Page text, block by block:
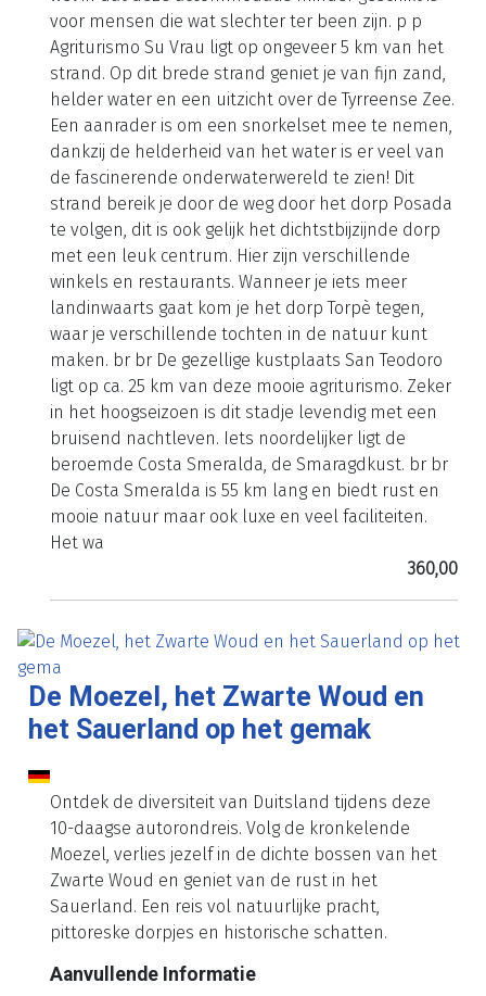
voor mensen die wat slechter ter been zijn. p p
Agriturismo Su Vrau ligt op ongeveer 5 km van het
strand. Op dit brede strand geniet je van fijn zand,
helder water en een uitzicht over de Tyrreense Zee.
Een aanrader is om een snorkelset mee te nemen,
dankzij de helderheid van het water is er veel van
de fascinerende onderwaterwereld te zien! Dit
strand bereik je door de weg door het dorp Posada
te volgen, dit is ook gelijk het dichtstbijzijnde dorp
met een leuk centrum. Hier zijn verschillende
winkels en restaurants. Wanneer je iets meer
landinwaarts gaat kom je het dorp Torpè tegen,
waar je verschillende tochten in de natuur kunt
maken. br br De gezellige kustplaats San Teodoro
ligt op ca. 25 km van deze mooie agriturismo. Zeker
in het hoogseizoen is dit stadje levendig met een
bruisend nachtleven. Iets noordelijker ligt de
beroemde Costa Smeralda, de Smaragdkust. br br
De Costa Smeralda is 55 km lang en biedt rust en
mooie natuur maar ook luxe en veel faciliteiten.
Het wa
360,00
De Moezel, het Zwarte Woud en
het Sauerland op het gemak
Ontdek de diversiteit van Duitsland tijdens deze
10-daagse autorondreis. Volg de kronkelende
Moezel, verlies jezelf in de dichte bossen van het
Zwarte Woud en geniet van de rust in het
Sauerland. Een reis vol natuurlijke pracht,
pittoreske dorpjes en historische schatten.
Aanvullende Informatie